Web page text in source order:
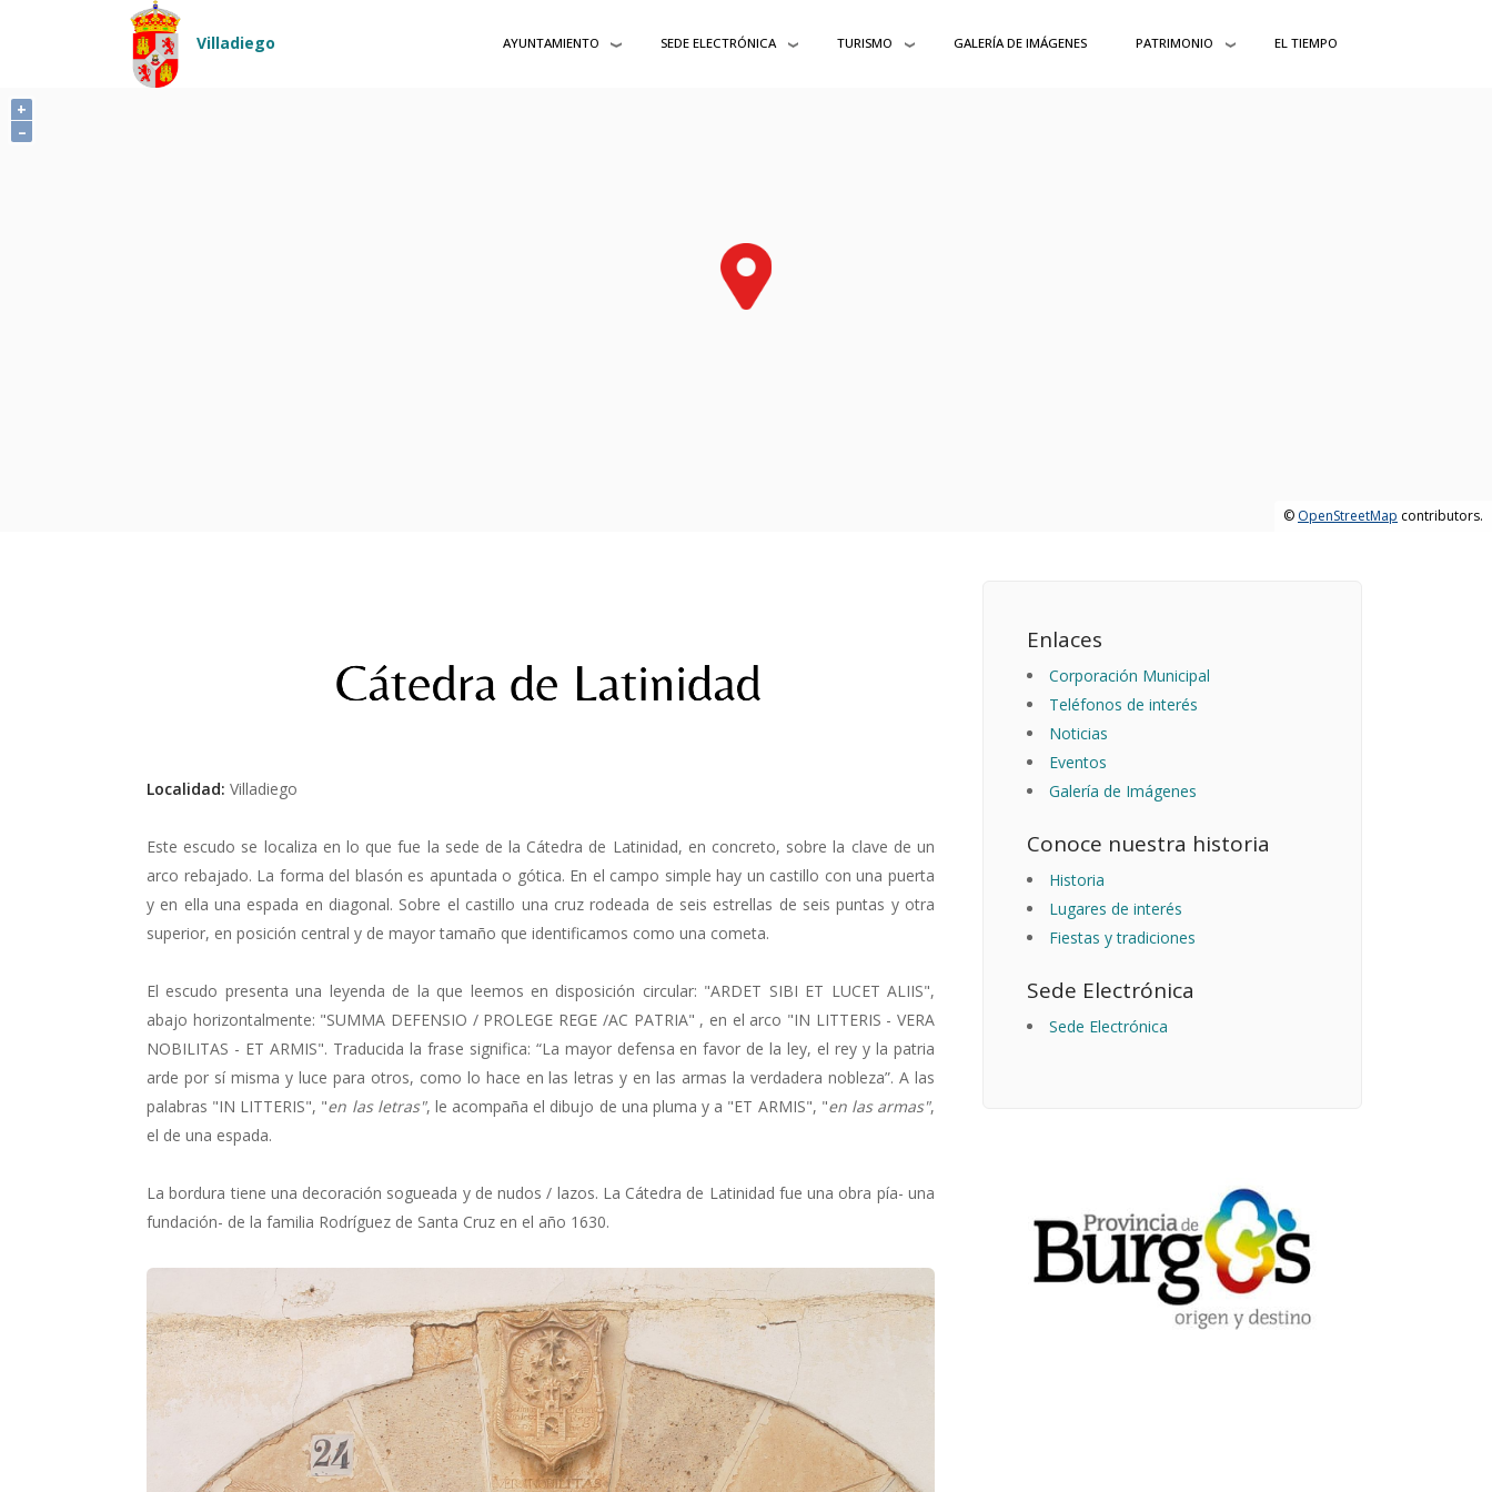
Pasar al contenido principal
Villadiego AYUNTAMIENTO SEDE ELECTRÓNICA TURISMO GALERÍA DE IMÁGENES PATRIMONIO EL TIEMPO
+
–
© OpenStreetMap contributors.
Enlaces
Corporación Municipal
Teléfonos de interés
Noticias
Eventos
Galería de Imágenes
Conoce nuestra historia
Historia
Lugares de interés
Fiestas y tradiciones
Sede Electrónica
Sede Electrónica
Localidad: Villadiego
Este escudo se localiza en lo que fue la sede de la Cátedra de Latinidad, en concreto, sobre la clave de un
arco rebajado. La forma del blasón es apuntada o gótica. En el campo simple hay un castillo con una puerta
y en ella una espada en diagonal. Sobre el castillo una cruz rodeada de seis estrellas de seis puntas y otra
superior, en posición central y de mayor tamaño que identificamos como una cometa.
El escudo presenta una leyenda de la que leemos en disposición circular: "ARDET SIBI ET LUCET ALIIS",
abajo horizontalmente: "SUMMA DEFENSIO / PROLEGE REGE /AC PATRIA" , en el arco "IN LITTERIS - VERA
NOBILITAS - ET ARMIS". Traducida la frase significa: “La mayor defensa en favor de la ley, el rey y la patria
arde por sí misma y luce para otros, como lo hace en las letras y en las armas la verdadera nobleza”. A las
palabras "IN LITTERIS", "en las letras", le acompaña el dibujo de una pluma y a "ET ARMIS", "en las armas",
el de una espada.
La bordura tiene una decoración sogueada y de nudos / lazos. La Cátedra de Latinidad fue una obra pía- una
fundación- de la familia Rodríguez de Santa Cruz en el año 1630.